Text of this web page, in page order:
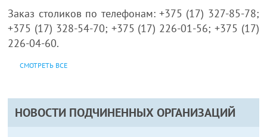
НОВОСТИ ПОДЧИНЕННЫХ ОРГАНИЗАЦИЙ
Заказ столиков по телефонам: +375 (17) 327-85-78;
+375 (17) 328-54-70; +375 (17) 226-01-56; +375 (17)
226-04-60.
СМОТРЕТЬ ВСЕ